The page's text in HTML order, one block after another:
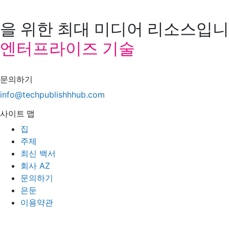
을 위한 최대 미디어 리소스입
엔터프라이즈 기술
문의하기
info@techpublishhhub.com
사이트 맵
집
주제
최신 백서
회사 AZ
문의하기
은둔
이용약관